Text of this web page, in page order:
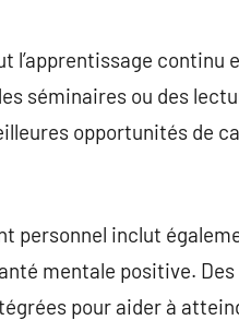
l’apprentissage continu
séminaires ou des
opportunités de
personnel inclut
mentale positive.
pour aider à